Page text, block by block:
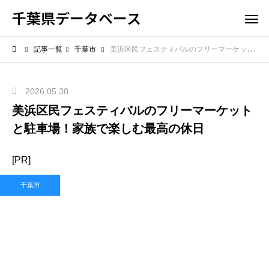
千葉県データベース
記事一覧 千葉市 美浜区民フェスティバルのフリーマーケットと駐車場！家族で楽しむ最高の休日
2026.05.30
美浜区民フェスティバルのフリーマーケット
と駐車場！家族で楽しむ最高の休日
[PR]
千葉市